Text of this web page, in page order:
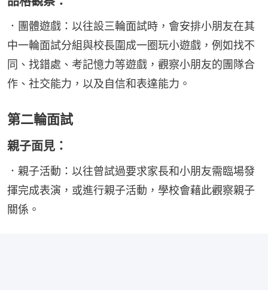
．團體遊戲：以往設三輪面試時，會安排小朋友在其
中一輪面試分組與校長圍成一圈玩小遊戲，例如找不
同、找錯處、考記憶力等遊戲，觀察小朋友的團隊合
作、社交能力，以及自信和表達能力。
第二輪面試
親子面見：
．親子活動：以往曾試過要求家長和小朋友需臨場發
揮完成表演，或進行親子活動，學校會藉此觀察親子
關係。